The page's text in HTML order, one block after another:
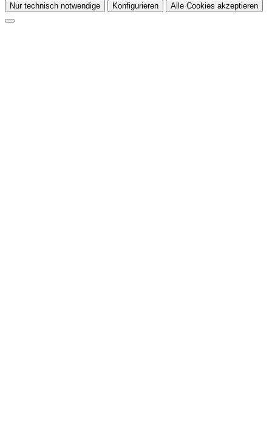
Nur technisch notwendige Konfigurieren Alle Cookies akzeptieren